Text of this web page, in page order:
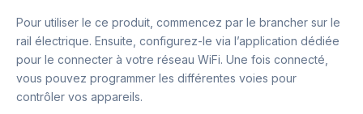
Pour utiliser le ce produit, commencez par le brancher sur le
rail électrique. Ensuite, configurez-le via l’application dédiée
pour le connecter à votre réseau WiFi. Une fois connecté,
vous pouvez programmer les différentes voies pour
contrôler vos appareils.